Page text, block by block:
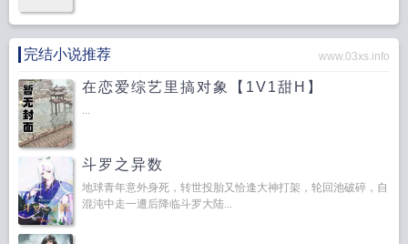
完结小说推荐 www.03xs.info
在恋爱综艺里搞对象【1V1甜H】
...
斗罗之异数
地球青年意外身死，转世投胎又恰逢大神打架，轮回池破碎，自
混沌中走一遭后降临斗罗大陆...